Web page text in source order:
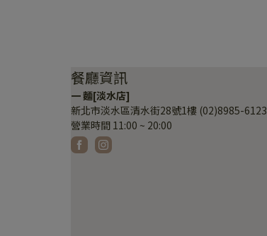
餐廳資訊
一 麵[淡水店]
新北市淡水區清水街28號1樓 (02)8985-6123
營業時間 11:00 ~ 20:00